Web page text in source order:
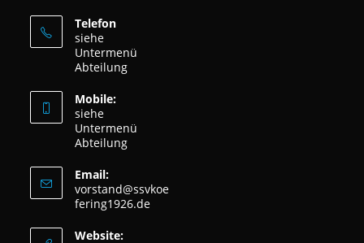
Telefon
siehe
Untermenü
Abteilung
Mobile:
siehe
Untermenü
Abteilung
Email:
vorstand@ssvkoe
fering1926.de
Website: